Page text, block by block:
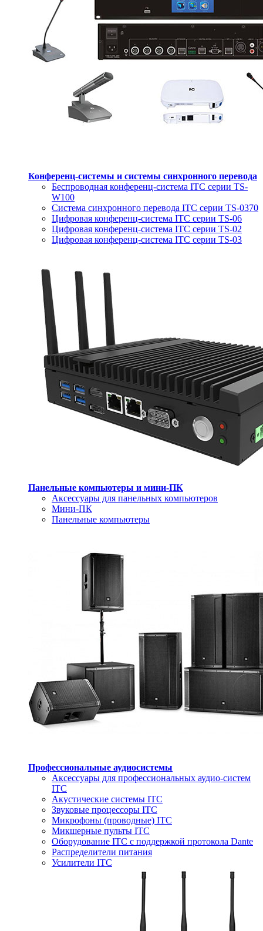
Конференц-системы и системы синхронного перевода
Беспроводная конференц-система ITC серии TS-
W100
Система синхронного перевода ITC серии TS-0370
Цифровая конференц-система ITC серии TS-06
Цифровая конференц-система ITC серии TS-02
Цифровая конференц-система ITC серии TS-03
Панельные компьютеры и мини-ПК
Аксессуары для панельных компьютеров
Мини-ПК
Панельные компьютеры
Профессиональные аудиосистемы
Аксессуары для профессиональных аудио-систем
ITC
Акустические системы ITC
Звуковые процессоры ITC
Микрофоны (проводные) ITC
Микшерные пульты ITC
Оборудование ITC с поддержкой протокола Dante
Распределители питания
Усилители ITC